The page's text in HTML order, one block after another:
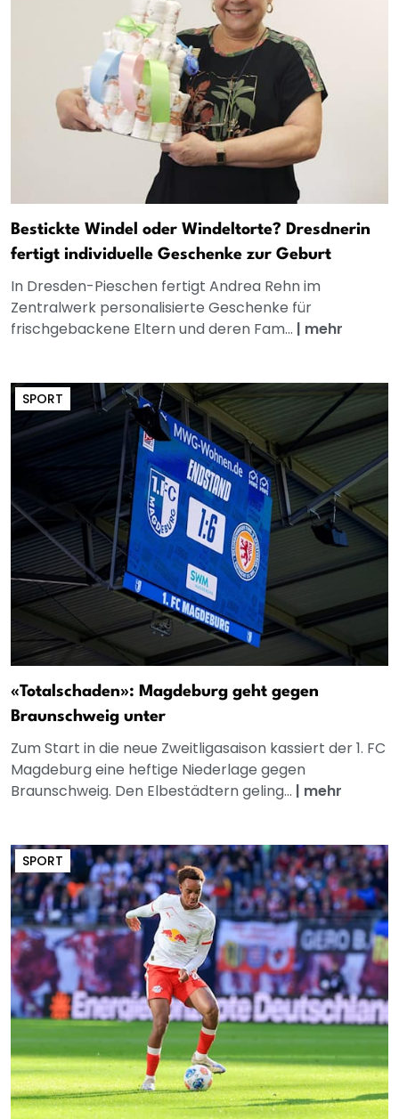
Bestickte Windel oder Windeltorte? Dresdnerin
fertigt individuelle Geschenke zur Geburt
In Dresden-Pieschen fertigt Andrea Rehn im
Zentralwerk personalisierte Geschenke für
frischgebackene Eltern und deren Fam... | mehr
SPORT
«Totalschaden»: Magdeburg geht gegen
Braunschweig unter
Zum Start in die neue Zweitligasaison kassiert der 1. FC
Magdeburg eine heftige Niederlage gegen
Braunschweig. Den Elbestädtern geling... | mehr
SPORT